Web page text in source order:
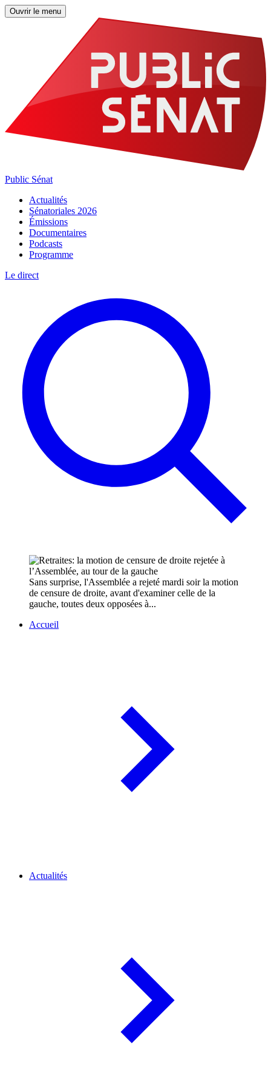
Ouvrir le menu
Public Sénat
Actualités
Sénatoriales 2026
Émissions
Documentaires
Podcasts
Programme
Le direct
Sans surprise, l'Assemblée a rejeté mardi soir la motion
de censure de droite, avant d'examiner celle de la
gauche, toutes deux opposées à...
Accueil
Actualités